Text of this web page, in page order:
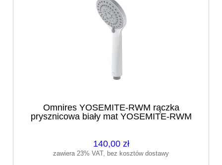
Omnires YOSEMITE-RWM rączka
prysznicowa biały mat YOSEMITE-RWM
140,00 zł
zawiera 23% VAT, bez kosztów dostawy